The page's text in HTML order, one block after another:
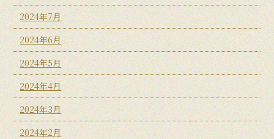
2024年7月
2024年6月
2024年5月
2024年4月
2024年3月
2024年2月